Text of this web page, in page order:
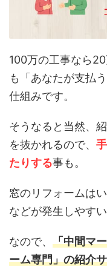
100万の工事なら
も「あなたが支払
仕組みです。
そうなると当然、
を抜かれるので、
たりする事も。
窓のリフォームは
などが発生しやす
なので、 「中間マ
ーム専門」の紹介